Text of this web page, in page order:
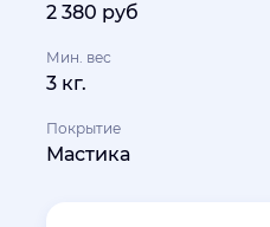
2 380 руб
Мин. вес
3 кг.
Покрытие
Мастика